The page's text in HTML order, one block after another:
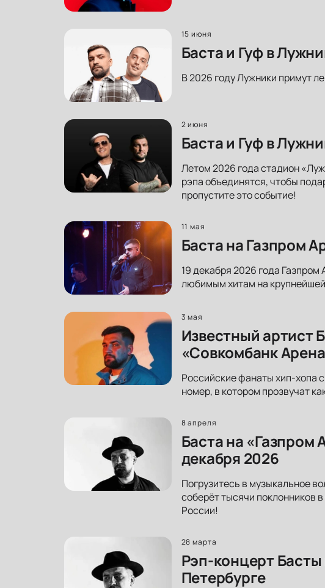
15 июня
Баста и Гуф в
В 2026 году Лужники примут
2 июня
Баста и Гуф в
Летом 2026 года стадион
рэпа объединятся, чтобы
пропустите это событие!
11 мая
Баста на Газпром
19 декабря 2026 года
любимым хитам на
3 мая
Известный артист
«Совкомбанк
Российские фанаты хип-хопа
номер, в котором прозвучат
8 апреля
Баста на «Газпром
декабря 2026
Погрузитесь в музыкальное
соберёт тысячи поклонников
России!
28 марта
Рэп-концерт
Петербурге